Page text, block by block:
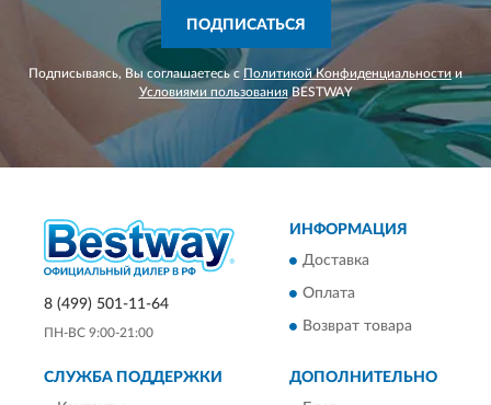
ПОДПИСАТЬСЯ
Подписываясь, Вы соглашаетесь с Политикой Конфиденциальности и
Условиями пользованияBESTWAY
8 (499) 501-11-64
ПН-ВС 9:00-21:00
ИНФОРМАЦИЯ
Доставка
Оплата
Возврат товара
СЛУЖБА ПОДДЕРЖКИ ДОПОЛНИТЕЛЬНО